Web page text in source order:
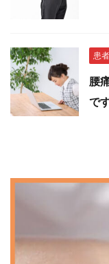
患
腰
で